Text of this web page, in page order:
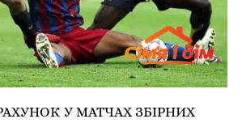
У МАТЧАХ ЗБІРНИХ